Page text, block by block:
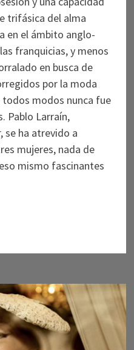
trifásica del alma
en el ámbito anglo-
franquicias, y menos
en busca de
por la moda
modos nunca fue
Pablo Larraín,
se ha atrevido a
mujeres, nada de
mismo fascinantes